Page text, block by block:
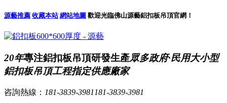
源藝推薦 收藏本站 網站地圖 歡迎光臨佛山源藝鋁扣板吊頂官網！
20年專注鋁扣板吊頂研發生產眾多政府·民用大小型
鋁扣板吊頂工程指定供應廠家
咨詢熱線： 181-3839-3981 181-3839-3981